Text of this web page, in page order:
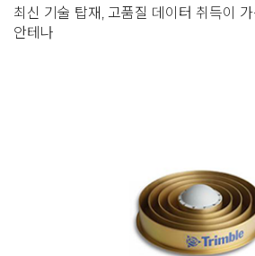
최신 기술 탑재, 고품질 데이터 취득이
안테나